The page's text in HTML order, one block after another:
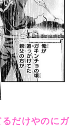
だけやのにガ